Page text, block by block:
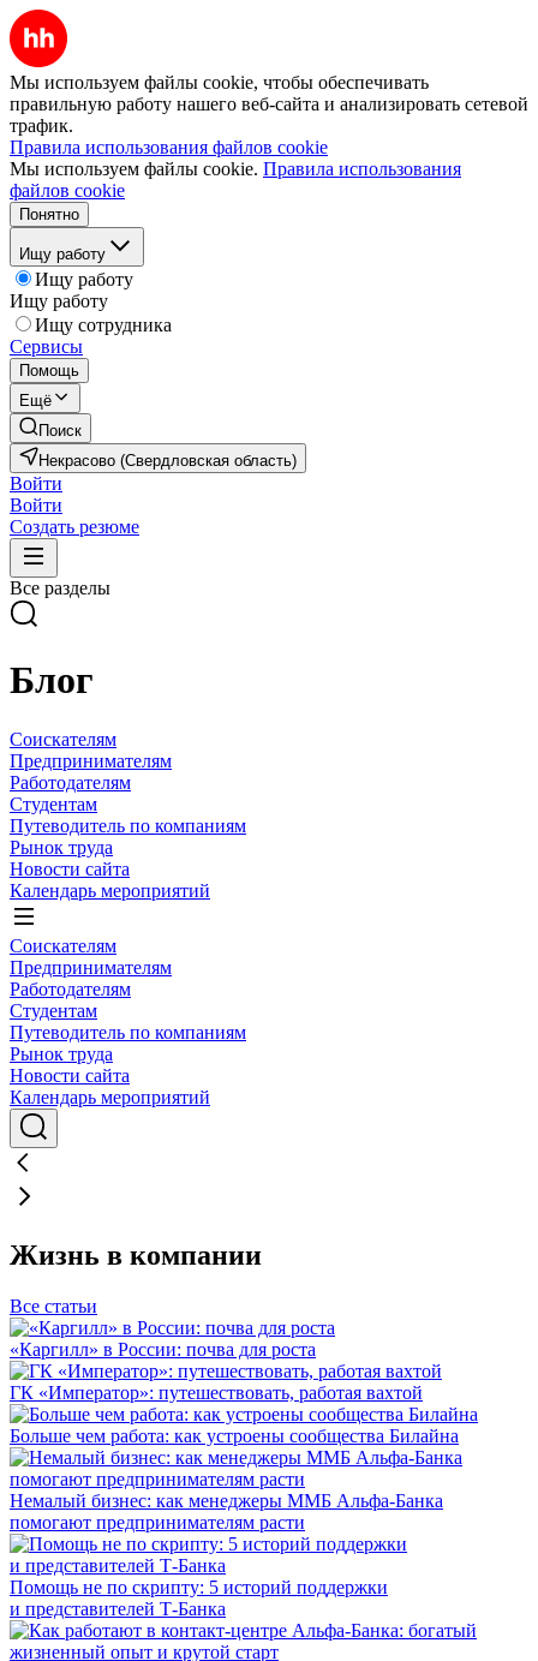
Мы используем файлы cookie, чтобы обеспечивать
правильную работу нашего веб-сайта и анализировать сетевой
трафик.
Правила использования файлов cookie
Мы используем файлы cookie. Правила использования
файлов cookie
Понятно
Ищу работу
Ищу работу
Ищу работу
Ищу сотрудника
Сервисы
Помощь
Ещё
Поиск
Некрасово (Свердловская область)
Войти
Войти
Создать резюме
Все разделы
Блог
Соискателям
Предпринимателям
Работодателям
Студентам
Путеводитель по компаниям
Рынок труда
Новости сайта
Календарь мероприятий
Соискателям
Предпринимателям
Работодателям
Студентам
Путеводитель по компаниям
Рынок труда
Новости сайта
Календарь мероприятий
Жизнь в компании
Все статьи
«Каргилл» в России: почва для роста
ГК «Император»: путешествовать, работая вахтой
Больше чем работа: как устроены сообщества Билайна
Немалый бизнес: как менеджеры ММБ Альфа-Банка
помогают предпринимателям расти
Помощь не по скрипту: 5 историй поддержки
и представителей Т-Банка